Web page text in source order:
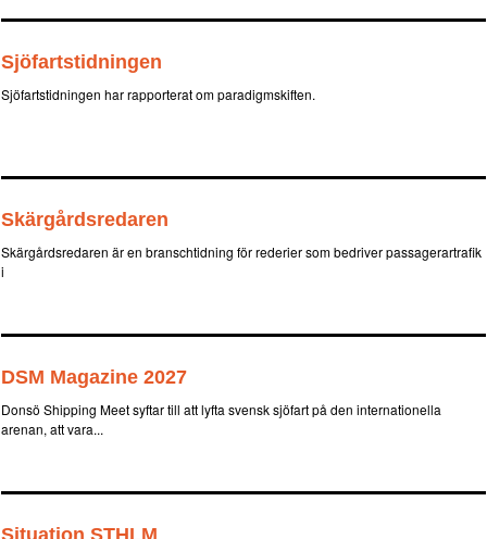
Sjöfartstidningen
Sjöfartstidningen har rapporterat om paradigmskiften.
Skärgårdsredaren
Skärgårdsredaren är en branschtidning för rederier som bedriver passagerartrafik
i
DSM Magazine 2027
Donsö Shipping Meet syftar till att lyfta svensk sjöfart på den internationella
arenan, att vara...
Situation STHLM